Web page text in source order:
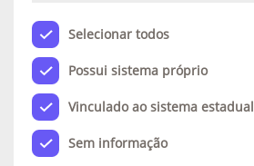
Selecionar todos
Possui sistema próprio
Vinculado ao sistema estadual
Sem informação